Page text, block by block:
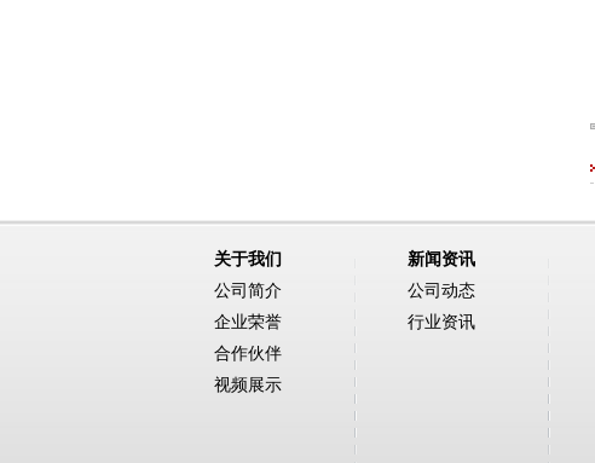
关于我们
公司简介
企业荣誉
合作伙伴
视频展示
新闻资讯
公司动态
行业资讯